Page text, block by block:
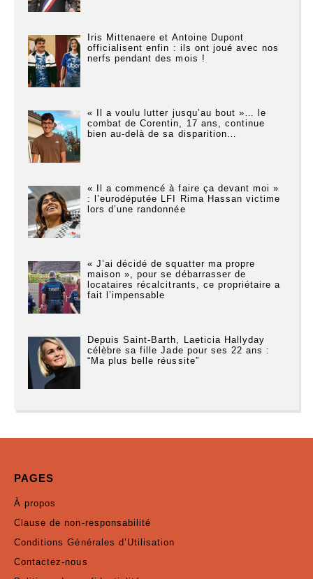
Iris Mittenaere et Antoine Dupont
officialisent enfin : ils ont joué avec nos
nerfs pendant des mois !
« Il a voulu lutter jusqu’au bout »… le
combat de Corentin, 17 ans, continue
bien au-delà de sa disparition…
« Il a commencé à faire ça devant moi »
: l’eurodéputée LFI Rima Hassan victime
lors d’une randonnée
« J’ai décidé de squatter ma propre
maison », pour se débarrasser de
locataires récalcitrants, ce propriétaire a
fait l’impensable
Depuis Saint-Barth, Laeticia Hallyday
célèbre sa fille Jade pour ses 22 ans :
“Ma plus belle réussite”
PAGES
À propos
Clause de non-responsabilité
Conditions Générales d’Utilisation
Contactez-nous